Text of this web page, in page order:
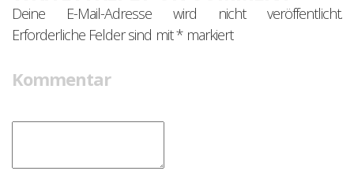
Deine E-Mail-Adresse wird nicht veröffentlicht.
Erforderliche Felder sind mit*markiert
Kommentar